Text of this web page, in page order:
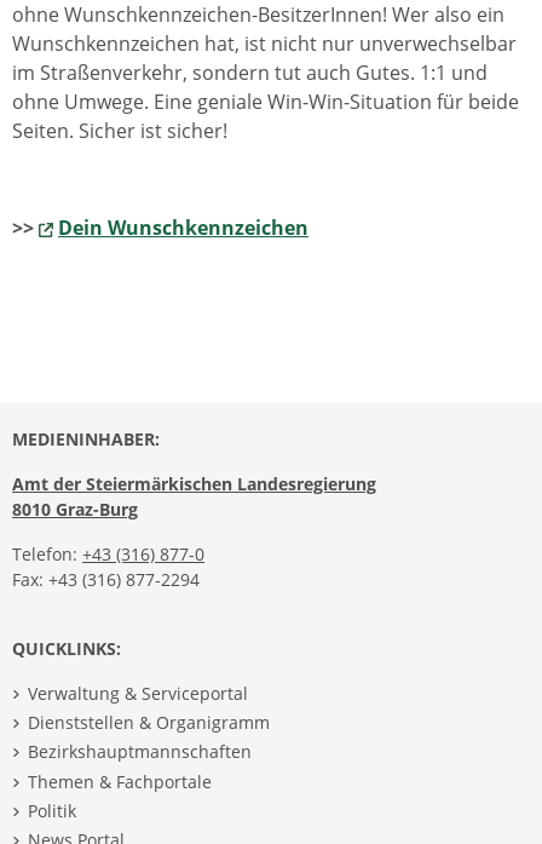
ohne Wunschkennzeichen-BesitzerInnen! Wer also ein
Wunschkennzeichen hat, ist nicht nur unverwechselbar
im Straßenverkehr, sondern tut auch Gutes. 1:1 und
ohne Umwege. Eine geniale Win-Win-Situation für beide
Seiten. Sicher ist sicher!
>> Dein Wunschkennzeichen
MEDIENINHABER:
Amt der Steiermärkischen Landesregierung
8010 Graz-Burg
Telefon: +43 (316) 877-0
Fax: +43 (316) 877-2294
QUICKLINKS:
Verwaltung & Serviceportal
Dienststellen & Organigramm
Bezirkshauptmannschaften
Themen & Fachportale
Politik